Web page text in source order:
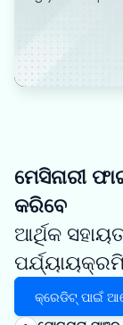
ମେସିନାରୀ
କରିବେ
ଆର୍ଥିକ
କ୍ରେଡିଟ୍ ପାଇଁ